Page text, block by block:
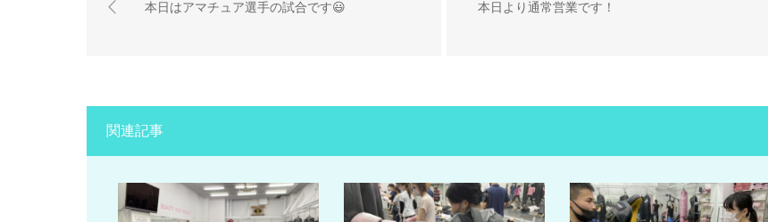
本日はアマチュア選手の試合です😃 本日より通常営業です！
関連記事